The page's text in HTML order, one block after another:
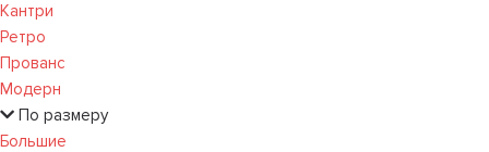
Кантри
Ретро
Прованс
Модерн
По размеру
Большие